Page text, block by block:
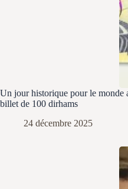
Un jour historique pour le monde
billet de 100 dirhams
24 décembre 2025